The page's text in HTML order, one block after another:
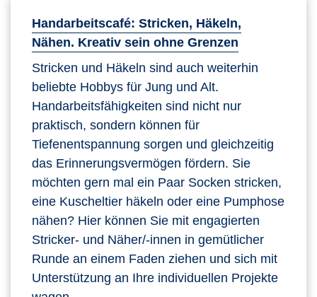
Handarbeitscafé: Stricken, Häkeln,
Nähen. Kreativ sein ohne Grenzen
Stricken und Häkeln sind auch weiterhin
beliebte Hobbys für Jung und Alt.
Handarbeitsfähigkeiten sind nicht nur
praktisch, sondern können für
Tiefenentspannung sorgen und gleichzeitig
das Erinnerungsvermögen fördern. Sie
möchten gern mal ein Paar Socken stricken,
eine Kuscheltier häkeln oder eine Pumphose
nähen? Hier können Sie mit engagierten
Stricker- und Näher/-innen in gemütlicher
Runde an einem Faden ziehen und sich mit
Unterstützung an Ihre individuellen Projekte